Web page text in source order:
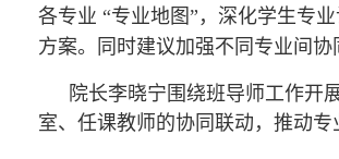
各专业 “专业地图”，深化学生专
方案。同时建议加 强不 同专业间协
院长李晓宁围绕班导师工作开
室、任课教师的协同联动，推动